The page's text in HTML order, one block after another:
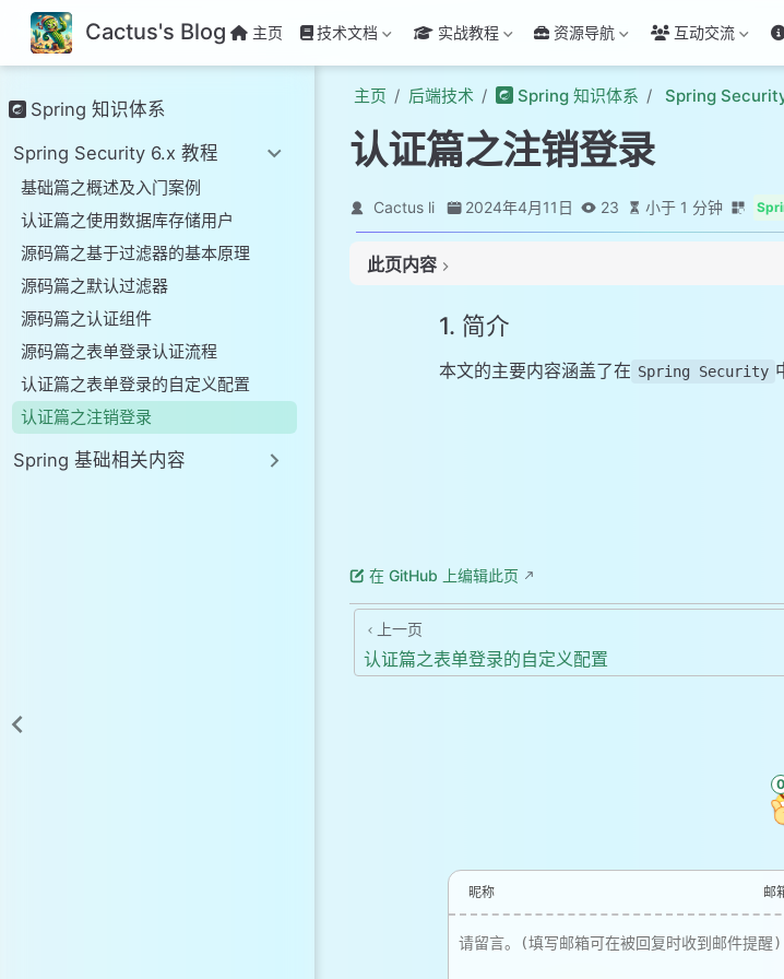
Cactus's Blog 主页 技术文档 实战教程 资源导航 互动交流
Spring 知识体系
Spring Security 6.x 教程
基础篇之概述及入门案例
认证篇之使用数据库存储用户
源码篇之基于过滤器的基本原理
源码篇之默认过滤器
源码篇之认证组件
源码篇之表单登录认证流程
认证篇之表单登录的自定义配置
认证篇之注销登录
Spring 基础相关内容
主页 后端技术 Spring 知识体系 Spring
认证篇之注销登录
Cactus li 2024年4月11日 23 小于 1 分钟
此页内容
1. 简介
本文的主要内容涵盖了在 Spring Security
在 GitHub 上编辑此页
上一页
认证篇之表单登录的自定义配置
0
昵称 邮